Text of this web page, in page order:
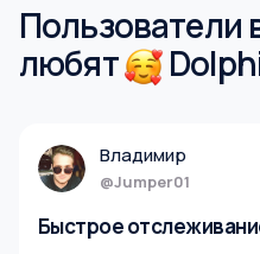
Пользователи
любят
Владимир
@Jumper01
Быстрое